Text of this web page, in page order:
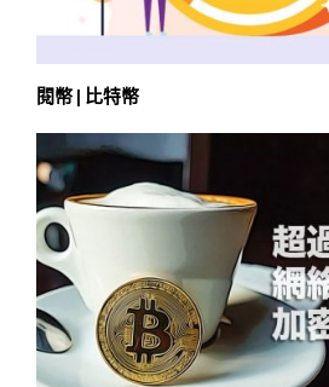
閱幣 | 比特幣